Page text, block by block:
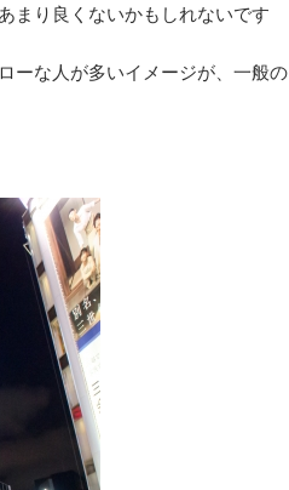
まり良くないかもしれないです
ーな人が多いイメージが、一般の